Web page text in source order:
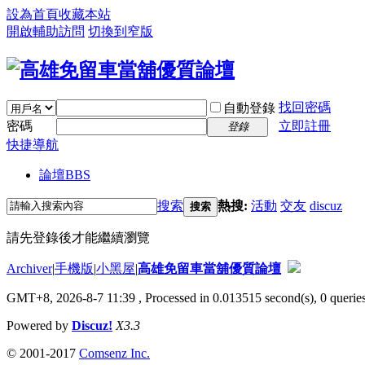
設為首頁收藏本站
開啟輔助訪問 切換到窄版
自動登錄 找回密碼
密碼
登錄
立即註冊
快捷導航
論壇BBS
搜索 搜索 熱搜: 活動 交友 discuz
請先登錄後才能繼續瀏覽
Archiver|手機版|小黑屋|高雄免留車當舖優質論壇
GMT+8, 2026-8-7 11:39 , Processed in 0.013515 second(s), 0
Powered by Discuz! X3.3
© 2001-2017 Comsenz Inc.